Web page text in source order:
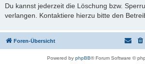
Du kannst jederzeit die Löschung bzw.
verlangen. Kontaktiere hierzu bitte den
Foren-Übersicht
Powered by phpBB® Forum Software ©